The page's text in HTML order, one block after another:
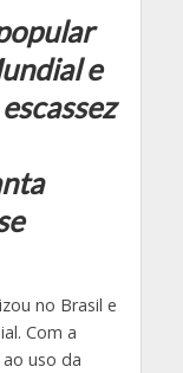
e
no Brasil e
Com a
uso da